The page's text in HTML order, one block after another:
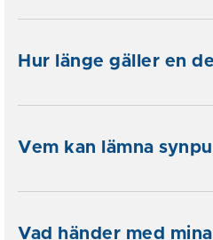
Hur länge gäller en
Vem kan lämna
Vad händer med